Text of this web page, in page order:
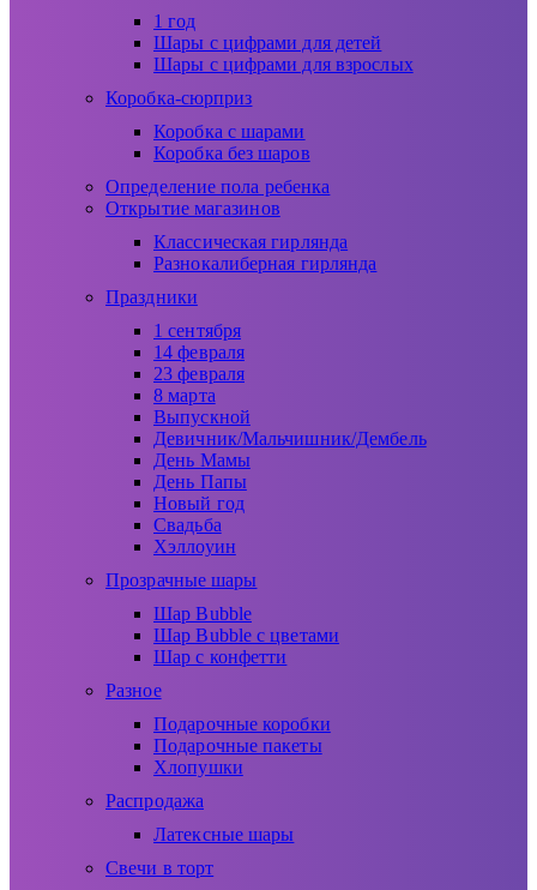
1 год
Шары с цифрами для детей
Шары с цифрами для взрослых
Коробка-сюрприз
Коробка с шарами
Коробка без шаров
Определение пола ребенка
Открытие магазинов
Классическая гирлянда
Разнокалиберная гирлянда
Праздники
1 сентября
14 февраля
23 февраля
8 марта
Выпускной
Девичник/Мальчишник/Дембель
День Мамы
День Папы
Новый год
Свадьба
Хэллоуин
Прозрачные шары
Шар Bubble
Шар Bubble с цветами
Шар с конфетти
Разное
Подарочные коробки
Подарочные пакеты
Хлопушки
Распродажа
Латексные шары
Свечи в торт